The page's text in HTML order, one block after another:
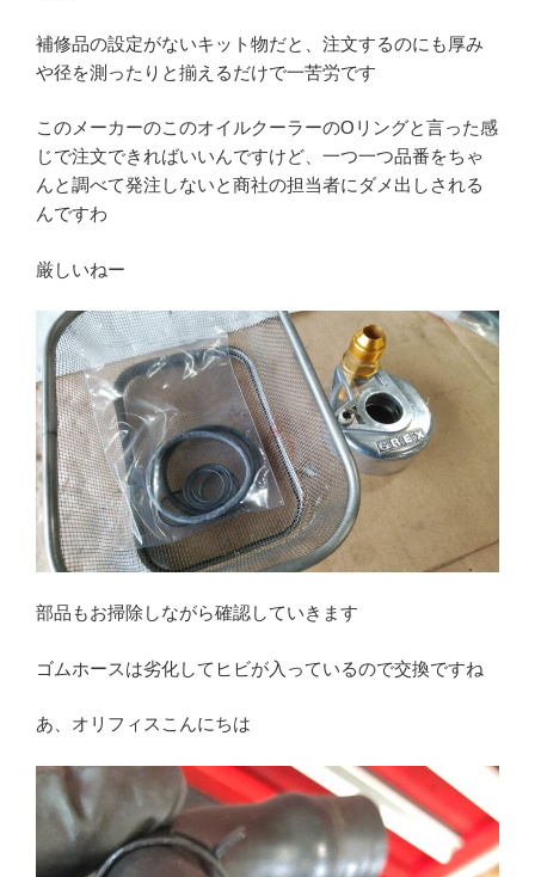
補修品の設定がないキット物だと、注文するのにも厚み
や径を測ったりと揃えるだけで一苦労です
このメーカーのこのオイルクーラーのOリングと言った感
じで注文できればいいんですけど、一つ一つ品番をちゃ
んと調べて発注しないと商社の担当者にダメ出しされる
んですわ
厳しいねー
部品もお掃除しながら確認していきます
ゴムホースは劣化してヒビが入っているので交換ですね
あ、オリフィスこんにちは